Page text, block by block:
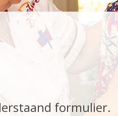
formulier.